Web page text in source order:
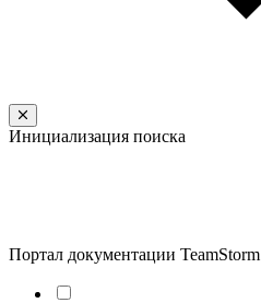
Инициализация поиска
Портал документации TeamStorm